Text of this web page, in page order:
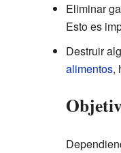
Eliminar
Esto es
Destruir
alimentos,